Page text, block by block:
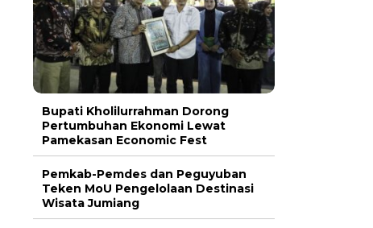
Bupati Kholilurrahman Dorong
Pertumbuhan Ekonomi Lewat
Pamekasan Economic Fest
Pemkab-Pemdes dan Peguyuban
Teken MoU Pengelolaan Destinasi
Wisata Jumiang